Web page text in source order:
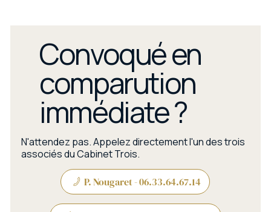
Convoqué en
comparution
immédiate ?
N'attendez pas. Appelez directement l'un des trois
associés du Cabinet Trois.
P. Nougaret - 06.33.64.67.14